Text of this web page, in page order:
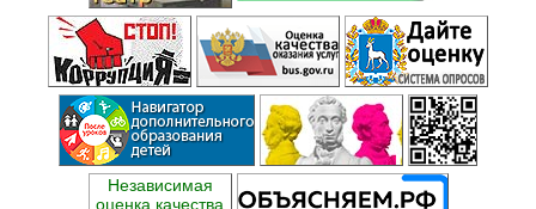
Независимая
оценка качества